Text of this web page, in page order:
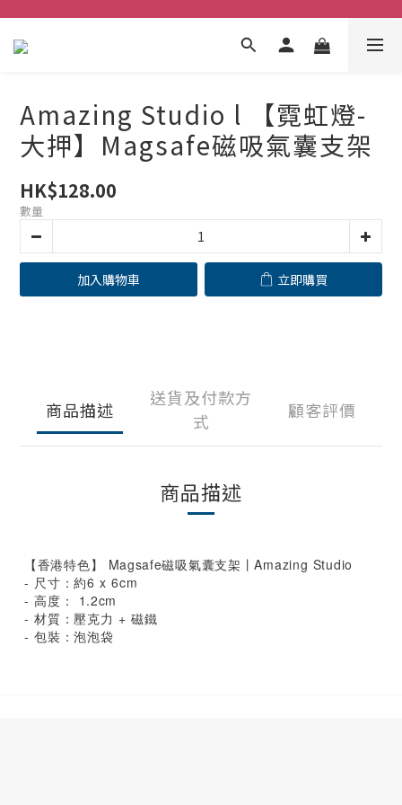
Amazing Studio l 【霓虹燈-
大押】Magsafe磁吸氣囊支架
HK$128.00
數量
加入購物車 立即購買
商品描述
送貨及付款方
式
顧客評價
商品描述
【香港特色】 Magsafe磁吸氣囊支架丨Amazing Studio
- 尺寸：約6 x 6cm
- 高度： 1.2cm
- 材質：壓克力 + 磁鐵
- 包裝：泡泡袋